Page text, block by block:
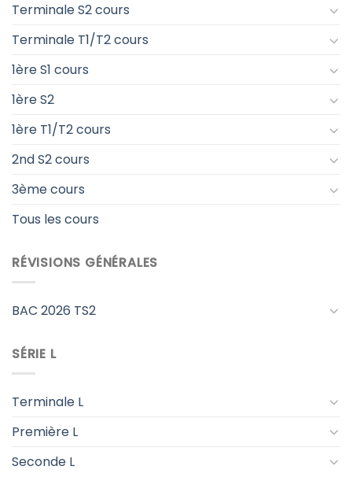
Terminale S2 cours
Terminale T1/T2 cours
1ère S1 cours
1ère S2
1ère T1/T2 cours
2nd S2 cours
3ème cours
Tous les cours
RÉVISIONS GÉNÉRALES
BAC 2026 TS2
SÉRIE L
Terminale L
Première L
Seconde L